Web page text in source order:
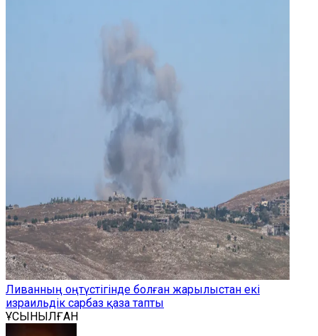
Ливанның оңтүстігінде болған жарылыстан екі
израильдік сарбаз қаза тапты
ҰСЫНЫЛҒАН